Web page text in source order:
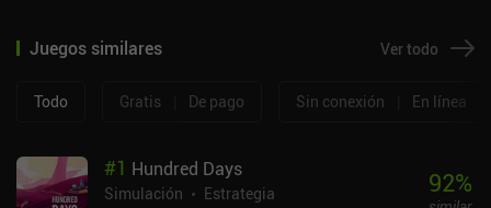
Juegos similares Ver todo
Todo Gratis De pago Sin conexión En línea
#1 Hundred Days
Simulación
Estrategia
92%